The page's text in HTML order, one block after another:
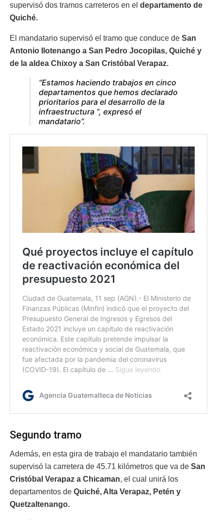
supervisó dos tramos carreteros en el departamento de
Quiché.
El mandatario supervisó el tramo que conduce de San
Antonio Ilotenango a San Pedro Jocopilas, Quiché y
de la aldea Chixoy a San Cristóbal Verapaz.
“Estamos haciendo trabajos en cinco
departamentos que hemos declarado
prioritarios para el desarrollo de la
infraestructura “, expresó el
mandatario”.
Segundo tramo
Además, en esta gira de trabajo el mandatario también
supervisó la carretera de 45.71 kilómetros que va de San
Cristóbal Verapaz a Chicaman, el cual unirá los
departamentos de Quiché, Alta Verapaz, Petén y
Quetzaltenango.